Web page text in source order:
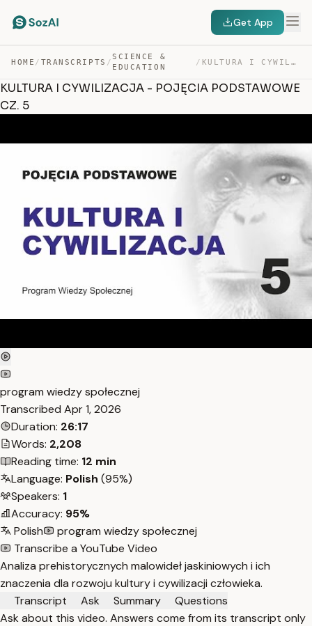
Get App
HOME / TRANSCRIPTS /
SCIENCE &
EDUCATION
/ KULTURA I CYWILIZACJA – POJĘCIA PODSTAWOWE CZ. 5 — TRANSCRIPT
KULTURA I CYWILIZACJA - POJĘCIA PODSTAWOWE
CZ. 5
program wiedzy społecznej
Transcribed Apr 1, 2026
Duration: 26:17
Words: 2,208
Reading time: 12 min
Language: Polish (95%)
Speakers: 1
Accuracy: 95%
Polish
program wiedzy społecznej
Transcribe a YouTube Video
Analiza prehistorycznych malowideł jaskiniowych i ich
znaczenia dla rozwoju kultury i cywilizacji człowieka.
Transcript
Ask Summary
Questions
Ask about this video. Answers come from its transcript only